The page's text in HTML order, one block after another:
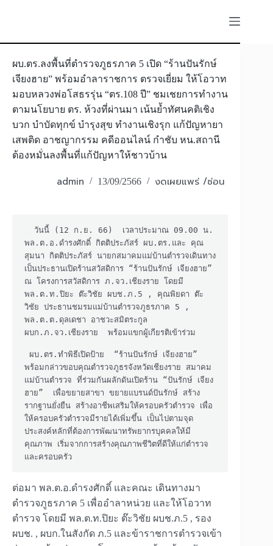
ผบ.ตร.ลงพื้นที่ตำรวจภูธรภาค 5 เปิด “ร้านปันรักษ์
เจียงฮาย” พร้อมอำลาราชการ ตรวจเยี่ยม ให้โอวาท
มอบหลวงพ่อโสธรรุ่น “ตร.108 ปี” ชมเชยการทำงาน
ตามนโยบาย ตร. ห้วงที่ผ่านมา เน้นย้ำทัศนคติเชิง
บวก บำบัดทุกข์ บำรุงสุข ทำงานเชิงรุก แก้ปัญหายา
เสพติด อาชญากรรม คดีออนไลน์ กำชับ หน.สถานี
ต้องหมั่นลงพื้นที่แก้ปัญหาให้ชาวบ้าน
admin 13/09/2566 งดเผยแพร่ /ซ่อน
พล.ต.อ.ดำรงศักดิ์ กิตติประภัสร์ ผบ.ตร.และ คุณ
สุมนา กิตติประภัสร์ นายกสมาคมแม่บ้านตำรวจเดินทาง
เป็นประธานเปิดร้านสวัสดิการ “ร้านปันรักษ์ เจียงฮาย”
ณ โครงการสวัสดิการ ภ.จว.เชียงราย โดยมี
พล.ต.ท.ปิยะ ต๊ะวิชัย ผบช.ภ.5 , คุณพิยดา ต๊ะ
วิชัย ประธานชมรมแม่บ้านตำรวจภูธรภาค 5 ,
พล.ต.ต.ดุลเดชา อาชวะสมิตระกูล
ผบก.ภ.จว.เชียงราย  พร้อมแขกผู้เกียรติเข้าร่วม
พร้อมกล่าวขอบคุณตำรวจภูธรจังหวัดเชียงราย สมาคม
แม่บ้านตำรวจ ที่ร่วมกันผลักดันเปิดร้าน “ปันรักษ์ เจียง
ฮาย”  เพื่อขยายสาขา ขยายแบรนด์ปันรักษ์ สร้าง
รากฐานยั่งยืน สร้างอาชีพเสริมให้ครอบครัวตำรวจ เพื่อ
ให้ครอบครัวตำรวจมีรายได้เพิ่มขึ้น เป็นไปตามจุด
ประสงค์หลักที่ต้องการพัฒนาทรัพยากรบุคคลให้มี
คุณภาพ เริ่มจากการสร้างคุณภาพชีวิตที่ดีให้แก่ตำรวจ
และครอบครัว
ต่อมา พล.ต.อ.ดำรงศักดิ์ และคณะ เดินทางมา
ตำรวจภูธรภาค 5 เพื่ออำลาหน่วย และให้โอวาท
ตำรวจ โดยมี พล.ต.ท.ปิยะ ต๊ะวิชัย ผบช.ภ.5 , รอง
ผบช. , ผบก.ในสังกัด ภ.5 และข้าราชการตำรวจเข้า